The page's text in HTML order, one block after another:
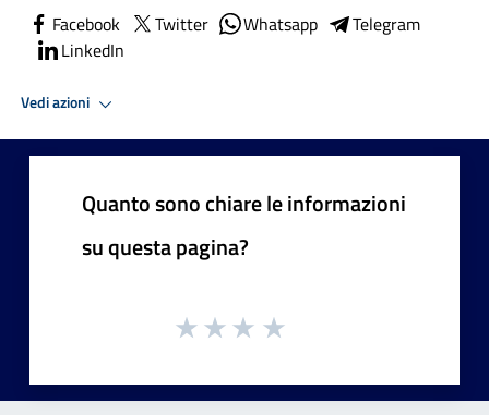
Facebook Twitter Whatsapp
Telegram
LinkedIn
Vedi azioni
Quanto sono chiare le informazioni
su questa pagina?